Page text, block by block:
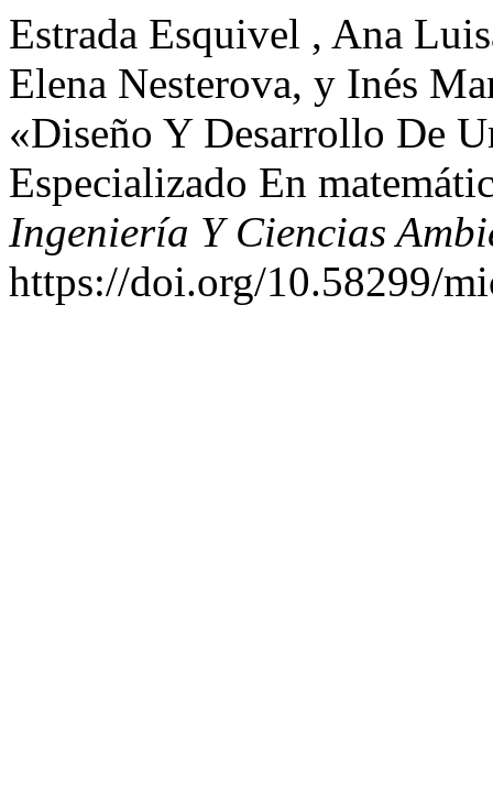
Estrada Esquivel , Ana
Elena Nesterova, y Inés
«Diseño Y Desarrollo De
Especializado En
Ingeniería Y Ciencias
https://doi.org/10.58299/